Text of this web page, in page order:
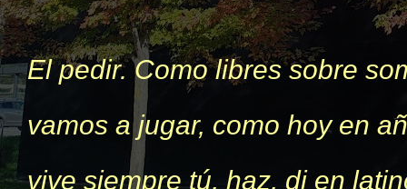
El pedir. Como libres sobre
vamos a jugar, como hoy en
vive siempre tú, haz, di en